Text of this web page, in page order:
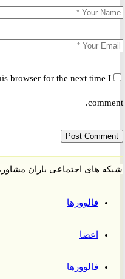
this browser for the next time
های اجتماعی باران مشاوره
فالوورها
اعضا
فالوورها